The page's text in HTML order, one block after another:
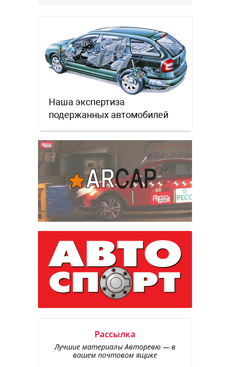
Наша экспертиза
подержанных автомобилей
Рассылка
Лучшие материалы Авторевю — в
вашем почтовом ящике